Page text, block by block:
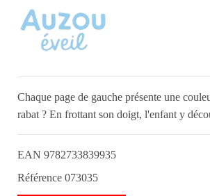
Chaque page de gauche présente une
rabat ? En frottant son doigt, l'enfant y
EAN 9782733839935
Référence 073035